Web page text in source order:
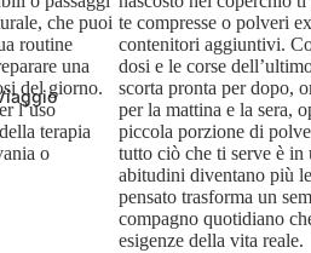
che puoi
routine
una
del giorno.
l’uso
terapia
o
te compresse o polveri
contenitori aggiuntivi.
dosi e le corse
scorta pronta per dopo,
per la mattina e la sera,
piccola porzione di
tutto ciò che ti serve è in
abitudini diventano più
pensato trasforma un
compagno quotidiano
esigenze della vita reale.